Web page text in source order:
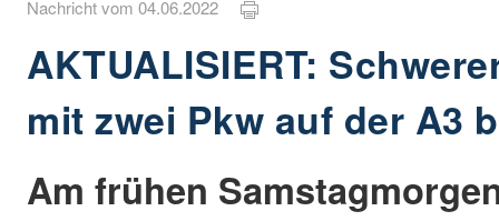
Nachricht vom 04.06.2022
AKTUALISIERT:
mit zwei Pkw auf der A3
Am frühen